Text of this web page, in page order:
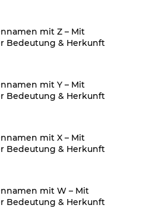
mit Z – Mit
Bedeutung & Herkunft
mit Y – Mit
Bedeutung & Herkunft
mit X – Mit
Bedeutung & Herkunft
mit W – Mit
Bedeutung & Herkunft